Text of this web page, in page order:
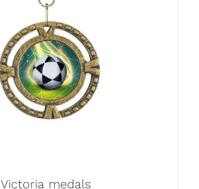
Victoria medals